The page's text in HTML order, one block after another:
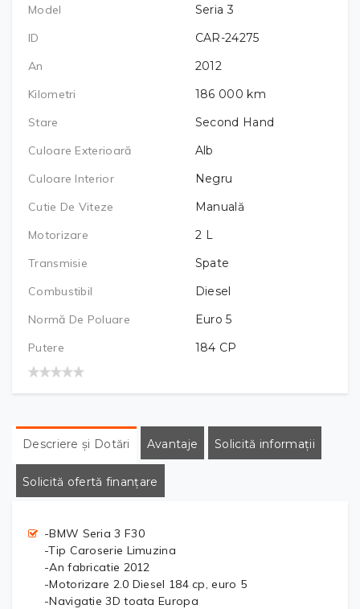
Model
Seria 3
ID
CAR-24275
An
2012
Kilometri
186 000 km
Stare
Second Hand
Culoare Exterioară
Alb
Culoare Interior
Negru
Cutie De Viteze
Manuală
Motorizare
2 L
Transmisie
Spate
Combustibil
Diesel
Normă De Poluare
Euro 5
Putere
184 CP
Descriere și Dotări Avantaje Solicită informații
Solicită ofertă finanțare
-BMW Seria 3 F30
-Tip Caroserie Limuzina
-An fabricatie 2012
-Motorizare 2.0 Diesel 184 cp, euro 5
-Navigatie 3D toata Europa